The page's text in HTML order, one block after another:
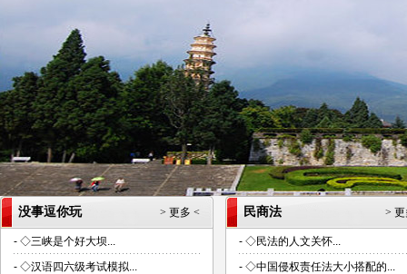
> 更多 <
没事逗你玩
- ◇三峡是个好大坝...
- ◇汉语四六级考试模拟...
>
民商法
- ◇民法的人文关怀...
- ◇中国侵权责任法大小搭配的...